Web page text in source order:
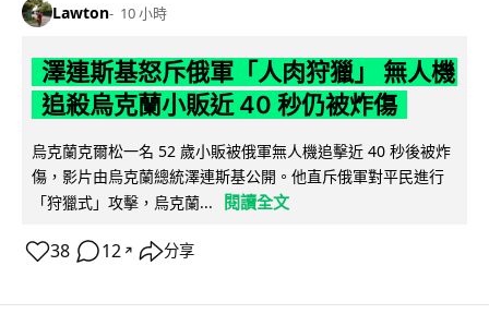
Lawton 10 小時
澤連斯基怒斥俄軍「人肉狩獵」 無人機
追殺烏克蘭小販近 40 秒仍被炸傷
烏克蘭克爾松一名 52 歲小販被俄軍無人機追擊近 40 秒後被炸
傷，影片由烏克蘭總統澤連斯基公開。他直斥俄軍對平民進行
「狩獵式」攻擊，烏克蘭...
閱讀全文
38 12 ↗ 分享